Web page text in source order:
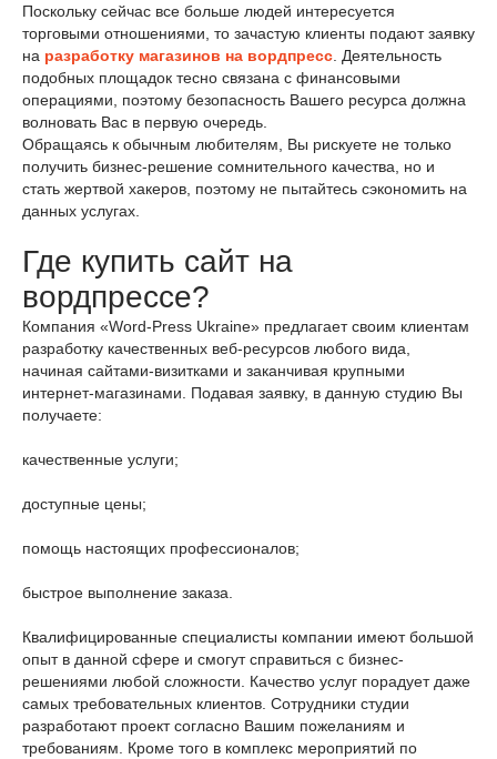
Поскольку сейчас все больше людей интересуется
торговыми отношениями, то зачастую клиенты подают заявку
на разработку магазинов на вордпресс . Деятельность
подобных площадок тесно связана с финансовыми
операциями, поэтому безопасность Вашего ресурса должна
волновать Вас в первую очередь.
Обращаясь к обычным любителям, Вы рискуете не только
получить бизнес-решение сомнительного качества, но и
стать жертвой хакеров, поэтому не пытайтесь сэкономить на
данных услугах.
Где купить сайт на
вордпрессе?
Компания «Word-Press Ukraine» предлагает своим клиентам
разработку качественных веб-ресурсов любого вида,
начиная сайтами-визитками и заканчивая крупными
интернет-магазинами. Подавая заявку, в данную студию Вы
получаете:
качественные услуги;
доступные цены;
помощь настоящих профессионалов;
быстрое выполнение заказа.
Квалифицированные специалисты компании имеют большой
опыт в данной сфере и смогут справиться с бизнес-
решениями любой сложности. Качество услуг порадует даже
самых требовательных клиентов. Сотрудники студии
разработают проект согласно Вашим пожеланиям и
требованиям. Кроме того в комплекс мероприятий по